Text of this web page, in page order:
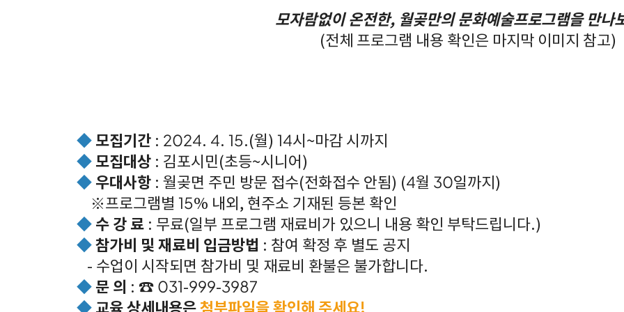
모자람없이 온전한, 월곶만의 문화예술프로그램을 만나
(전체 프로그램 내용 확인은 마지막 이미지 참고)
◆ 모집기간 : 2024. 4. 15.(월) 14시~마감 시까지
◆ 모집대상 : 김포시민(초등~시니어)
◆ 우대사항 : 월곶면 주민 방문 접수(전화접수 안됨) (4월 30일까지)
※프로그램별 15% 내외, 현주소 기재된 등본 확인
◆ 수 강 료 : 무료(일부 프로그램 재료비가 있으니 내용 확인 부탁드립니다.)
◆참가비 및 재료비 입금방법 : 참여 확정 후 별도 공지
- 수업이 시작되면 참가비 및 재료비 환불은 불가합니다.
◆ 문 의 : ☎ 031-999-3987
◆ 교육 상세내용은첨부파일을 확인해 주세요!